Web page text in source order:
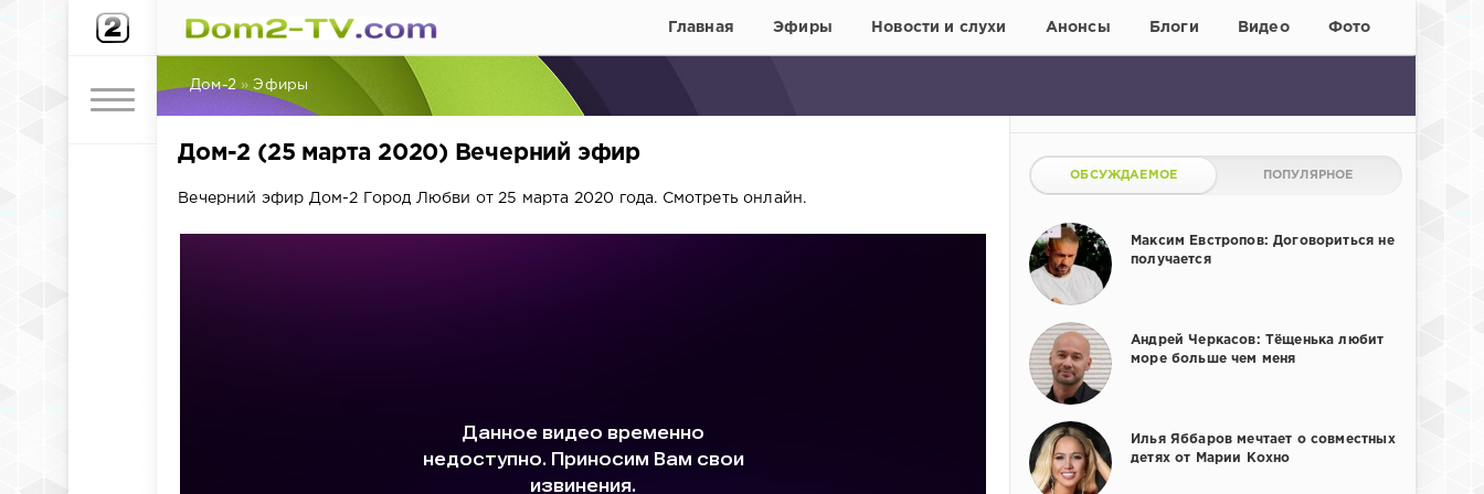
Главная Эфиры Новости и слухи Анонсы Блоги Видео Фото
Дом-2 »Эфиры
Дом-2 (25 марта 2020) Вечерний эфир
Вечерний эфир Дом-2 Город Любви от 25 марта 2020 года. Смотреть онлайн.
ОБСУЖДАЕМОЕ ПОПУЛЯРНОЕ
Максим Евстропов: Договориться не
получается
Андрей Черкасов: Тёщенька любит
море больше чем меня
Илья Яббаров мечтает о совместных
детях от Марии Кохно